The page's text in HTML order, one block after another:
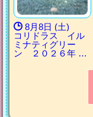
8月8日 (土)
コリドラス イル
ミナティグリー
ン ２０２６年 …